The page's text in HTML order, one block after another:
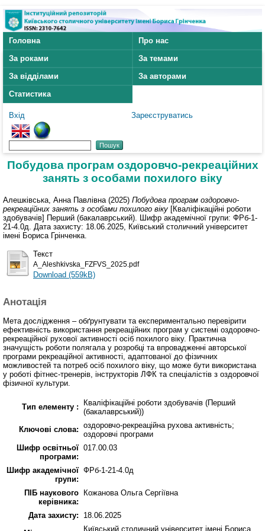
Головна
Про нас
За роками
За темами
За відділами
За авторами
Статистика
Вхід Зареєструватись
Побудова програм оздоровчо-рекреаційних
занять з особами похилого віку
Алешківська, Анна Павлівна (2025) Побудова програм оздоровчо-
рекреаційних занять з особами похилого віку [Кваліфікаційні роботи
здобувачів] Перший (бакалаврський). Шифр академічної групи: ФРб-1-
21-4.0д. Дата захисту: 18.06.2025, Київський столичний університет
імені Бориса Грінченка.
Текст
A_Aleshkivska_FZFVS_2025.pdf
Download (559kB)
Анотація
Мета дослідження – обґрунтувати та експериментально перевірити
ефективність використання рекреаційних програм у системі оздоровчо-
рекреаційної рухової активності осіб похилого віку. Практична
значущість роботи полягала у розробці та впровадженні авторської
програми рекреаційної активності, адаптованої до фізичних
можливостей та потреб осіб похилого віку, що може бути використана
у роботі фітнес-тренерів, інструкторів ЛФК та спеціалістів з оздоровчої
фізичної культури.
Тип елементу :
Кваліфікаційні роботи здобувачів (Перший
(бакалаврський))
Ключові слова: оздоровчо-рекреаційна рухова активність;
оздоровчі програми
Шифр освітньої
програми:
017.00.03
Шифр академічної
групи:
ФРб-1-21-4.0д
ПІБ наукового
керівника:
Кожанова Ольга Сергіївна
Дата захисту:
18.06.2025
Київський столичний університет імені Бориса